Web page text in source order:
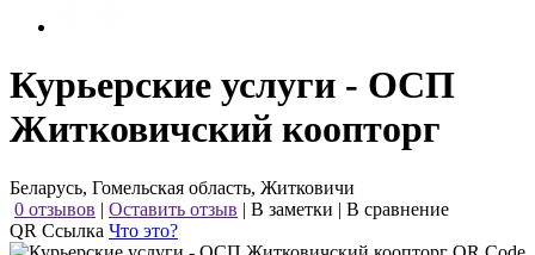
Курьерские услуги - ОСП
Житковичский коопторг
Беларусь, Гомельская область, Житковичи
0 отзывов | Оставить отзыв | В заметки | В сравнение
QR Ссылка Что это?